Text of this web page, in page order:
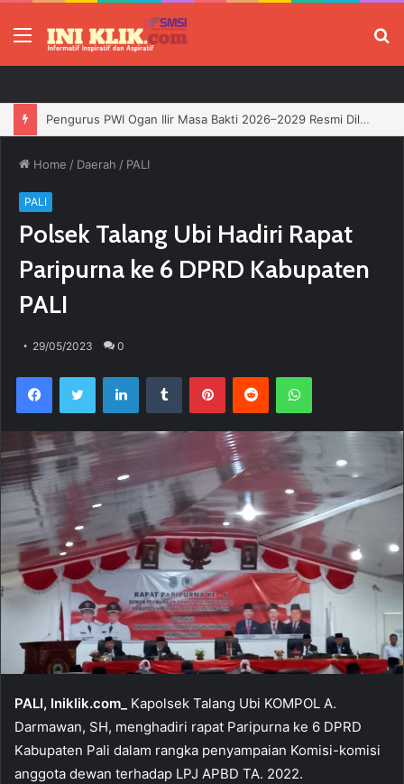
Menu
Pengurus PWI Ogan Ilir Masa Bakti 2026–2029 Resmi Dilantik, Siap Perkuat Profesionalisme Wartawan
Home / Daerah / PALI
PALI
Polsek Talang Ubi Hadiri Rapat
Paripurna ke 6 DPRD Kabupaten
PALI
29/05/2023 0
PALI, Iniklik.com_
Kapolsek Talang Ubi KOMPOL A.
Darmawan, SH, menghadiri rapat Paripurna ke 6 DPRD
Kabupaten Pali dalam rangka penyampaian Komisi-komisi
anggota dewan terhadap LPJ APBD TA. 2022.